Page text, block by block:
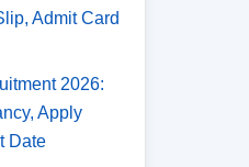
Admit Card
2026:
Apply
Date